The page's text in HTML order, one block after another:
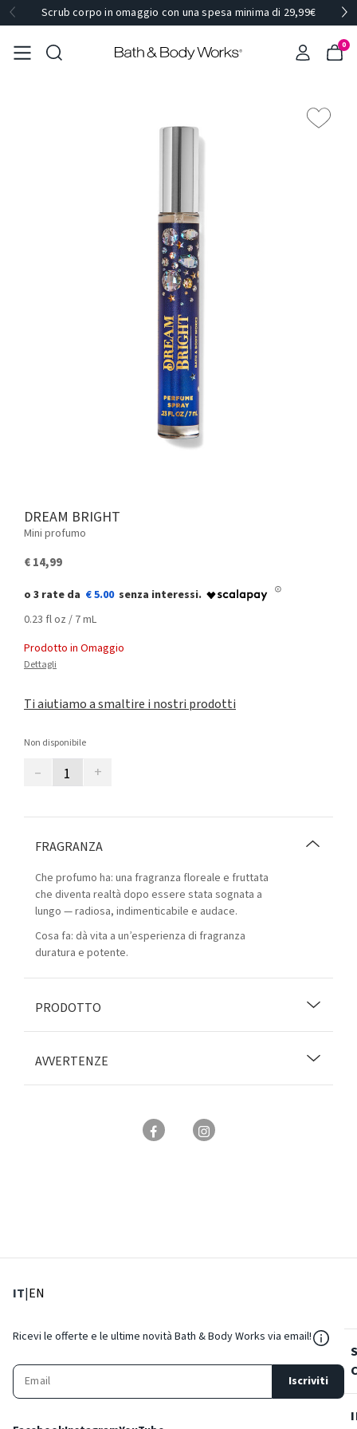
Scrub corpo in omaggio con una spesa minima di 29,99€
0
DREAM BRIGHT
Mini profumo
€ 14,99
€ 5.00
0.23 fl oz / 7 mL
Prodotto in Omaggio
Dettagli
Ti aiutiamo a smaltire i nostri prodotti
Non disponibile
– +
FRAGRANZA
Che profumo ha: una fragranza floreale e fruttata
che diventa realtà dopo essere stata sognata a
lungo — radiosa, indimenticabile e audace.
Cosa fa: dà vita a un’esperienza di fragranza
duratura e potente.
PRODOTTO
AVVERTENZE
IT: Lingua corrente
|EN
Ricevi le offerte e le ultime novità Bath & Body Works via email!
Iscriviti